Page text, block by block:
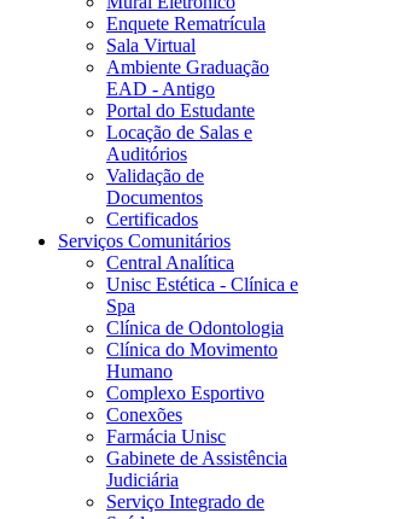
Enquete Rematrícula
Sala Virtual
Ambiente Graduação
EAD - Antigo
Portal do Estudante
Locação de Salas e
Auditórios
Validação de
Documentos
Certificados
Serviços Comunitários
Central Analítica
Unisc Estética - Clínica e
Spa
Clínica de Odontologia
Clínica do Movimento
Humano
Complexo Esportivo
Conexões
Farmácia Unisc
Gabinete de Assistência
Judiciária
Serviço Integrado de